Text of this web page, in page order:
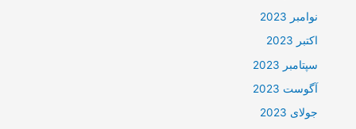
نوامبر 2023
اکتبر 2023
سپتامبر 2023
آگوست 2023
جولای 2023